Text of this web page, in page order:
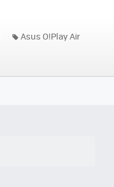
Asus O!Play Air